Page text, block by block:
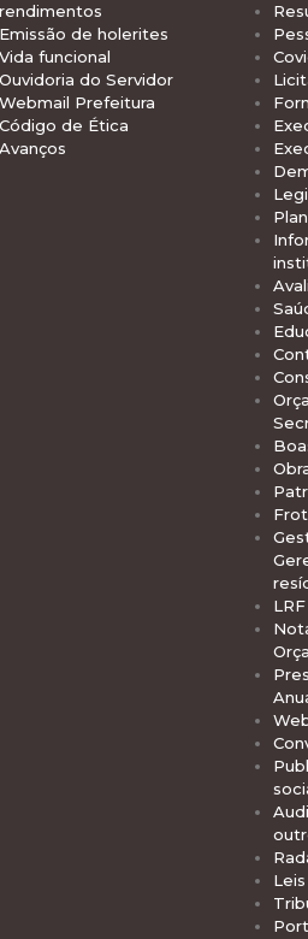
rendimentos
Emissão de holerites
Vida funcional
Ouvidoria do Servidor
Webmail Prefeitura
Código de Ética
Avanços
LRF